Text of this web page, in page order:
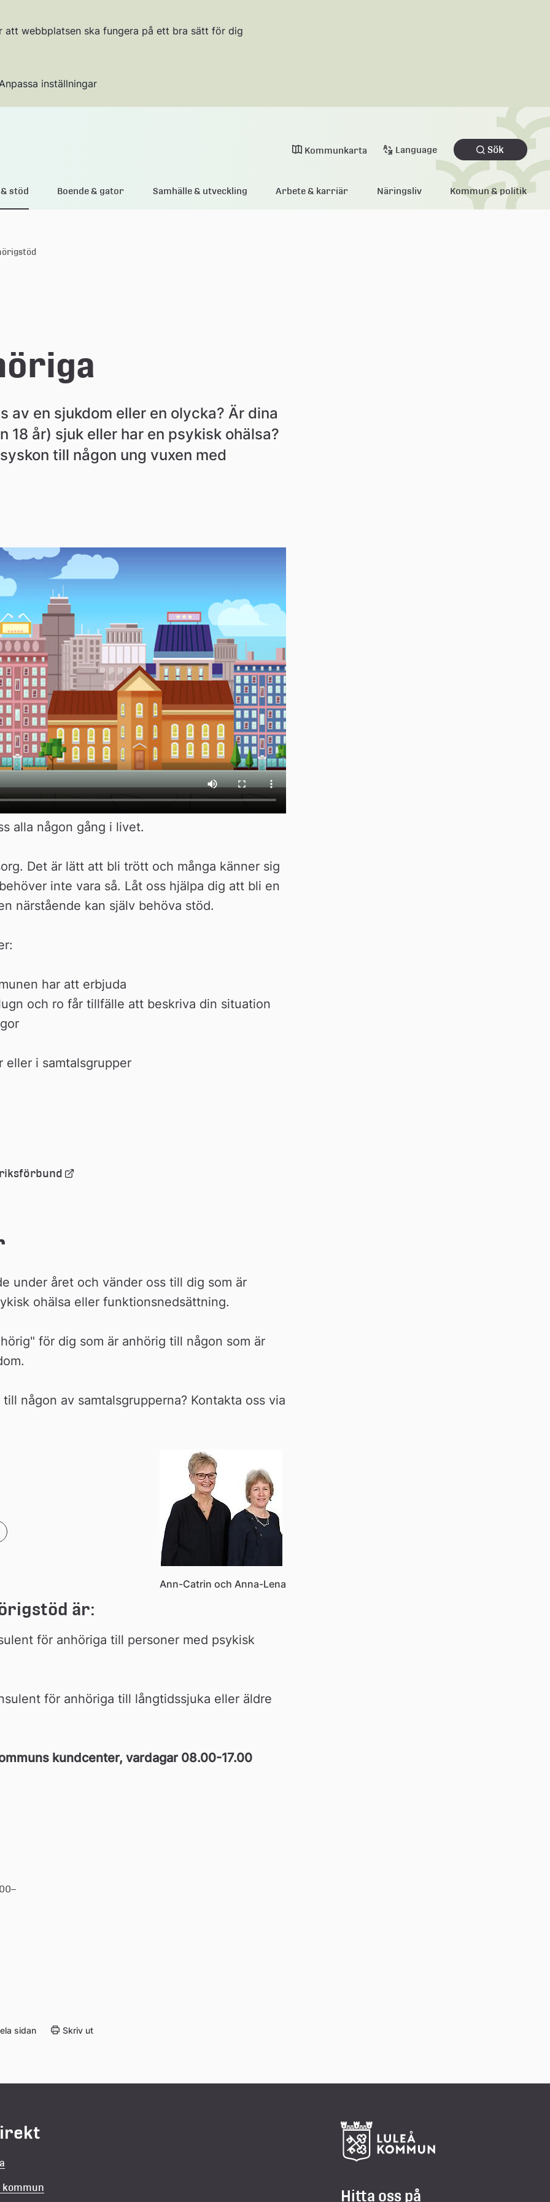
att webbplatsen ska fungera på ett bra sätt för dig
inställningar
Kommunkarta Language Sök
stöd Boende & gator Samhälle & utveckling Arbete & karriär Näringsliv Kommun & politik
av en sjukdom eller en olycka? Är dina
18 år) sjuk eller har en psykisk ohälsa?
till någon ung vuxen med
alla någon gång i livet.
Det är lätt att bli trött och många känner sig
inte vara så. Låt oss hjälpa dig att bli en
närstående kan själv behöva stöd.
har att erbjuda
och ro får tillfälle att beskriva din situation
eller i samtalsgrupper
Länk
under året och vänder oss till dig som är
ohälsa eller funktionsnedsättning.
för dig som är anhörig till någon som är
någon av samtalsgrupperna? Kontakta oss via
Ann-Catrin och Anna-Lena
är:
för anhöriga till personer med psykisk
för anhöriga till långtidssjuka eller äldre
kundcenter, vardagar 08.00-17.00
sidan Skriv ut
kommun
Hitta oss på